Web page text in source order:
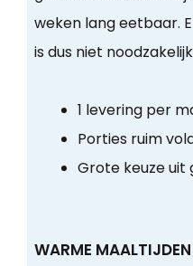
weken lang eetbaar.
is dus niet
1 levering per
Porties ruim
Grote keuze
WARME